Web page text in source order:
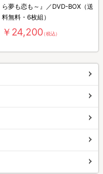
ら夢も恋も～』／DVD-BOX（送
料無料・6枚組）
￥24,200（税込）